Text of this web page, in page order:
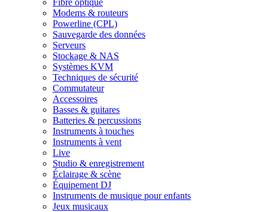
Fibre optique
Modems & routeurs
Powerline (CPL)
Sauvegarde des données
Serveurs
Stockage & NAS
Systèmes KVM
Techniques de sécurité
Commutateur
Accessoires
Basses & guitares
Batteries & percussions
Instruments à touches
Instruments à vent
Live
Studio & enregistrement
Éclairage & scène
Équipement DJ
Instruments de musique pour enfants
Jeux musicaux